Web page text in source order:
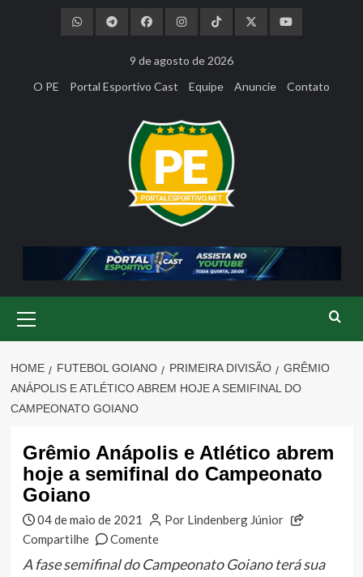
9 de agosto de 2026
O PE
Portal Esportivo Cast Equipe Anuncie Contato
Menu
HOME FUTEBOL GOIANO PRIMEIRA DIVISÃO
GRÊMIO
ANÁPOLIS E ATLÉTICO ABREM HOJE A SEMIFINAL DO
CAMPEONATO GOIANO
Grêmio Anápolis e Atlético abrem
hoje a semifinal do Campeonato
Goiano
04 de maio de 2021
Por Lindenberg Júnior
Compartilhe
Comente
A fase semifinal do Campeonato Goiano terá sua